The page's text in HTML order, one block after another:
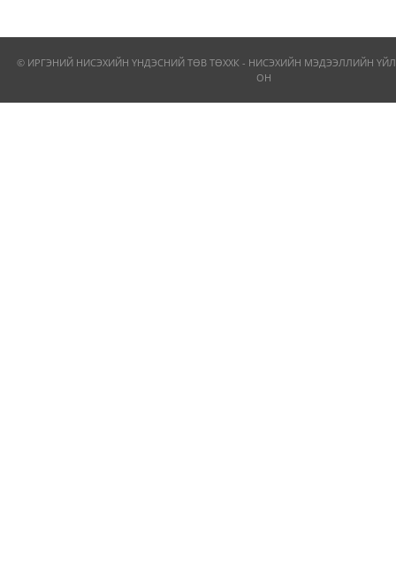
© ИРГЭНИЙ НИСЭХИЙН ҮНДЭСНИЙ ТӨВ ТӨХХК - НИСЭХИЙН МЭДЭЭЛЛИЙН
ОН